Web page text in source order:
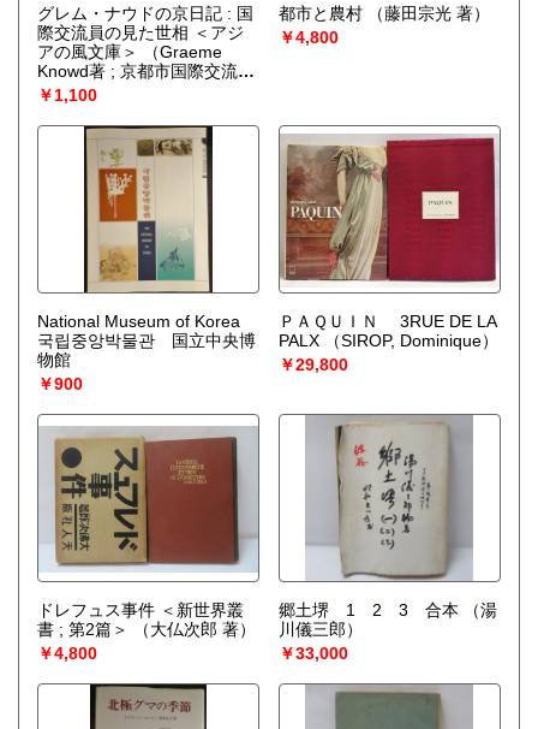
グレム・ナウドの京日記 : 国
際交流員の見た世相 ＜アジ
アの風文庫＞
（Graeme
Knowd著 ; 京都市国際交流協
会編）
￥1,100
都市と農村
（藤田宗光 著）
￥4,800
National Museum of Korea
국립중앙박물관 国立中央博
物館
￥900
ＰＡＱＵＩＮ 3RUE DE LA
PALX
（SIROP, Dominique）
￥29,800
ドレフュス事件 ＜新世界叢
書 ; 第2篇＞
（大仏次郎 著）
￥4,800
郷土堺 1 2 3 合本
（湯
川儀三郎）
￥33,000